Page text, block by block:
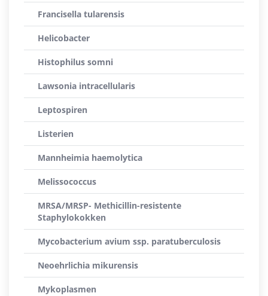
Francisella tularensis
Helicobacter
Histophilus somni
Lawsonia intracellularis
Leptospiren
Listerien
Mannheimia haemolytica
Melissococcus
MRSA/MRSP- Methicillin-resistente
Staphylokokken
Mycobacterium avium ssp. paratuberculosis
Neoehrlichia mikurensis
Mykoplasmen